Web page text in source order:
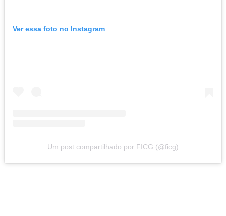
Ver essa foto no Instagram
Um post compartilhado por FICG (@ficg)